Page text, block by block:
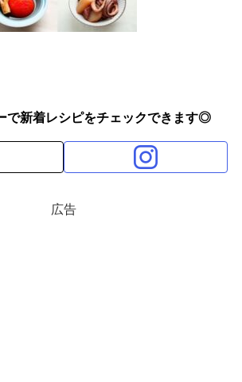
で新着レシピをチェックできます◎
広告